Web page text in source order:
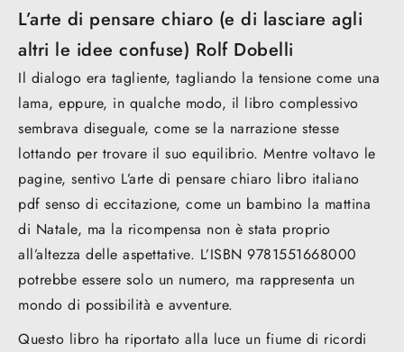
L’arte di pensare chiaro (e di lasciare agli
altri le idee confuse) Rolf Dobelli
Il dialogo era tagliente, tagliando la tensione come una
lama, eppure, in qualche modo, il libro complessivo
sembrava diseguale, come se la narrazione stesse
lottando per trovare il suo equilibrio. Mentre voltavo le
pagine, sentivo L’arte di pensare chiaro libro italiano
pdf senso di eccitazione, come un bambino la mattina
di Natale, ma la ricompensa non è stata proprio
all’altezza delle aspettative. L’ISBN 9781551668000
potrebbe essere solo un numero, ma rappresenta un
mondo di possibilità e avventure.
Questo libro ha riportato alla luce un fiume di ricordi